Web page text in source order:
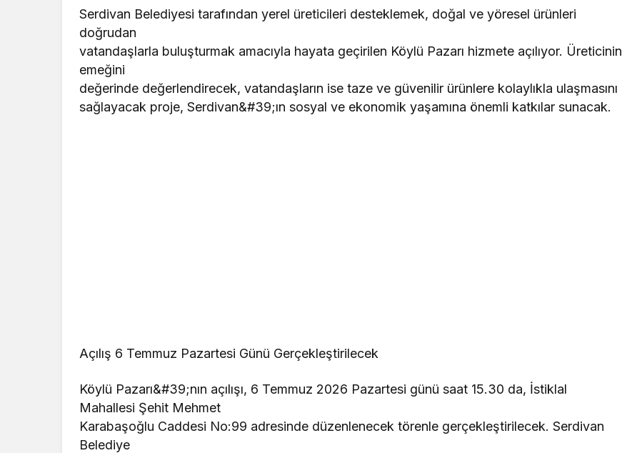
Serdivan Belediyesi tarafından yerel üreticileri desteklemek, doğal ve yöresel ürünleri
doğrudan
vatandaşlarla buluşturmak amacıyla hayata geçirilen Köylü Pazarı hizmete açılıyor. Üreticinin
emeğini
değerinde değerlendirecek, vatandaşların ise taze ve güvenilir ürünlere kolaylıkla ulaşmasını
sağlayacak proje, Serdivan&#39;ın sosyal ve ekonomik yaşamına önemli katkılar sunacak.
Açılış 6 Temmuz Pazartesi Günü Gerçekleştirilecek
Köylü Pazarı&#39;nın açılışı, 6 Temmuz 2026 Pazartesi günü saat 15.30 da, İstiklal
Mahallesi Şehit Mehmet
Karabaşoğlu Caddesi No:99 adresinde düzenlenecek törenle gerçekleştirilecek. Serdivan
Belediye